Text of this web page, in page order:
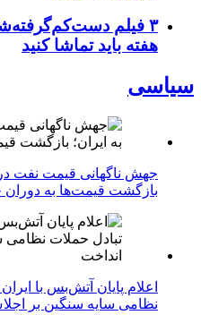
۳ فیلم
هفته باید تماشا کنید
سیاسی
جهش ناگهانی قیمت نفت در
بازگشت قیمت‌ها به دوران
اعلام پایان آتش‌بس با
نظامی سایه سنگین بر